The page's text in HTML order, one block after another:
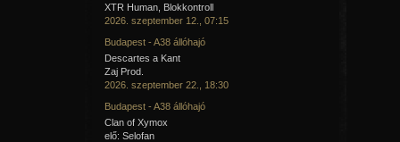
XTR Human, Blokkontroll
2026. szeptember 12., 07:15
Budapest - A38 állóhajó
Descartes a Kant
Zaj Prod.
2026. szeptember 22., 18:30
Budapest - A38 állóhajó
Clan of Xymox
elő: Selofan